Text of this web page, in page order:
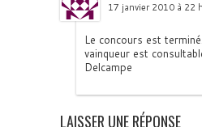
17 janvier 2010 à 22
Le concours est
vainqueur est
Delcampe
LAISSER UNE RÉPONSE